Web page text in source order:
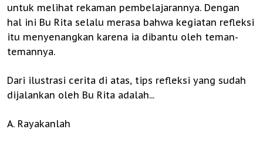
untuk melihat rekaman pembelajarannya. Dengan
hal ini Bu Rita selalu merasa bahwa kegiatan refleksi
itu menyenangkan karena ia dibantu oleh teman-
temannya.
Dari ilustrasi cerita di atas, tips refleksi yang sudah
dijalankan oleh Bu Rita adalah...
A. Rayakanlah